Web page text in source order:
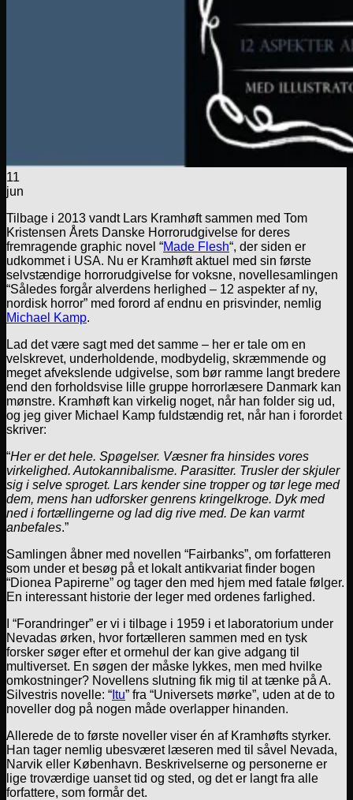
11
jun
Tilbage i 2013 vandt Lars Kramhøft sammen med Tom
Kristensen Årets Danske Horrorudgivelse for deres
fremragende graphic novel “Made Flesh“, der siden er
udkommet i USA. Nu er Kramhøft aktuel med sin første
selvstændige horrorudgivelse for voksne, novellesamlingen
“Således forgår alverdens herlighed – 12 aspekter af ny,
nordisk horror” med forord af endnu en prisvinder, nemlig
Michael Kamp.
Lad det være sagt med det samme – her er tale om en
velskrevet, underholdende, modbydelig, skræmmende og
meget afvekslende udgivelse, som bør ramme langt bredere
end den forholdsvise lille gruppe horrorlæsere Danmark kan
mønstre. Kramhøft kan virkelig noget, når han folder sig ud,
og jeg giver Michael Kamp fuldstændig ret, når han i forordet
skriver:
“Her er det hele. Spøgelser. Væsner fra hinsides vores
virkelighed. Autokannibalisme. Parasitter. Trusler der skjuler
sig i selve sproget. Lars kender sine tropper og tør lege med
dem, mens han udforsker genrens kringelkroge. Dyk med
ned i fortællingerne og lad dig rive med. De kan varmt
anbefales.”
Samlingen åbner med novellen “Fairbanks”, om forfatteren
som under et besøg på et lokalt antikvariat finder bogen
“Dionea Papirerne” og tager den med hjem med fatale følger.
En interessant historie der leger med ordenes farlighed.
I “Forandringer” er vi i tilbage i 1959 i et laboratorium under
Nevadas ørken, hvor fortælleren sammen med en tysk
forsker søger efter et ormehul der kan give adgang til
multiverset. En søgen der måske lykkes, men med hvilke
omkostninger? Novellens slutning fik mig til at tænke på A.
Silvestris novelle: “ Itu” fra “Universets mørke”, uden at de to
noveller dog på nogen måde overlapper hinanden.
Allerede de to første noveller viser én af Kramhøfts styrker.
Han tager nemlig ubesværet læseren med til såvel Nevada,
Narvik eller København. Beskrivelserne og personerne er
lige troværdige uanset tid og sted, og det er langt fra alle
forfattere, som formår det.